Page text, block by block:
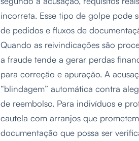
incorreta. Esse tipo de golpe pode
de pedidos e fluxos de
Quando as reivindicações são
a fraude tende a gerar perdas
para correção e apuração. A
“blindagem” automática contra
de reembolso. Para indivíduos e
cautela com arranjos que
documentação que possa ser